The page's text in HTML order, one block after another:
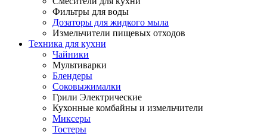
Фильтры для воды
Дозаторы для жидкого мыла
Измельчители пищевых отходов
Техника для кухни
Чайники
Мультиварки
Блендеры
Соковыжималки
Грили Электрические
Кухонные комбайны и измельчители
Миксеры
Тостеры